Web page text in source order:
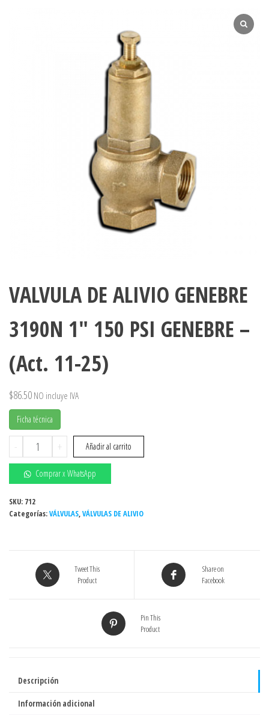
VALVULA DE ALIVIO GENEBRE
3190N 1″ 150 PSI GENEBRE –
(Act. 11-25)
$86.50 NO incluye IVA
Ficha técnica
-
VALVULA
DE
ALIVIO
GENEBRE
3190N
1"
(Act.
+ Añadir al carrito
Comprar x WhatsApp
SKU: 712
Categorías:VÁLVULAS,VÁLVULAS DE ALIVIO
Tweet This
Product
Share on
Facebook
Pin This
Product
Descripción
Información adicional